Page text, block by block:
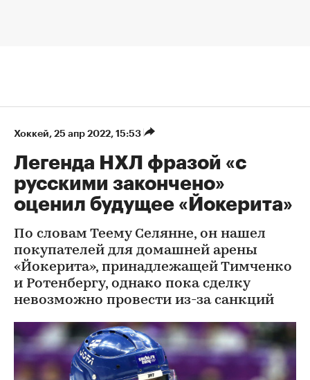
Хоккей⁠, 25 апр 2022, 15:53
Легенда НХЛ фразой «с
русскими закончено»
оценил будущее «Йокерита»
По словам Теему Селянне, он нашел
покупателей для домашней арены
«Йокерита», принадлежащей Тимченко
и Ротенбергу, однако пока сделку
невозможно провести из-за санкций